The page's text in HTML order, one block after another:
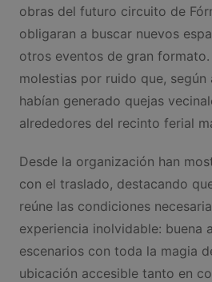
obras del futuro circuito de
obligaran a buscar nuevos
otros eventos de gran
molestias por ruido que, según
habían generado quejas
alrededores del recinto ferial
Desde la organización han
con el traslado, destacando
reúne las condiciones
experiencia inolvidable: buena
escenarios con toda la magia
ubicación accesible tanto en